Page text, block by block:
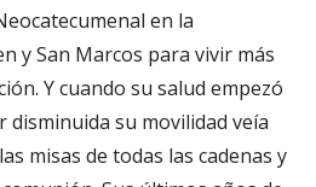
en la
y San Marcos para vivir más
Y cuando su salud empezó
disminuida su movilidad veía
misas de todas las cadenas y